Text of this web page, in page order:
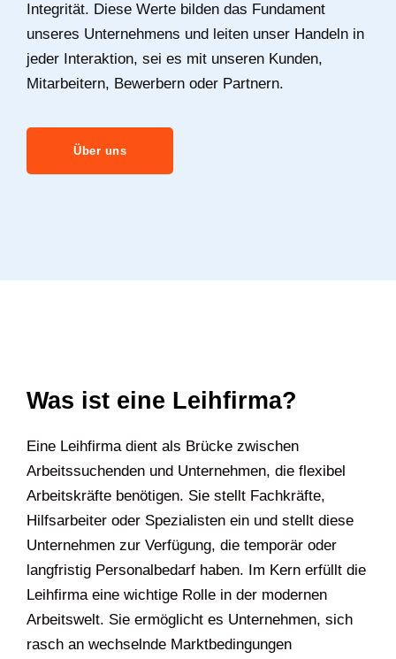
Integrität. Diese Werte bilden das Fundament
unseres Unternehmens und leiten unser Handeln in
jeder Interaktion, sei es mit unseren Kunden,
Mitarbeitern, Bewerbern oder Partnern.
Über uns
Was ist eine Leihfirma?
Eine Leihfirma dient als Brücke zwischen
Arbeitssuchenden und Unternehmen, die flexibel
Arbeitskräfte benötigen. Sie stellt Fachkräfte,
Hilfsarbeiter oder Spezialisten ein und stellt diese
Unternehmen zur Verfügung, die temporär oder
langfristig Personalbedarf haben. Im Kern erfüllt die
Leihfirma eine wichtige Rolle in der modernen
Arbeitswelt. Sie ermöglicht es Unternehmen, sich
rasch an wechselnde Marktbedingungen